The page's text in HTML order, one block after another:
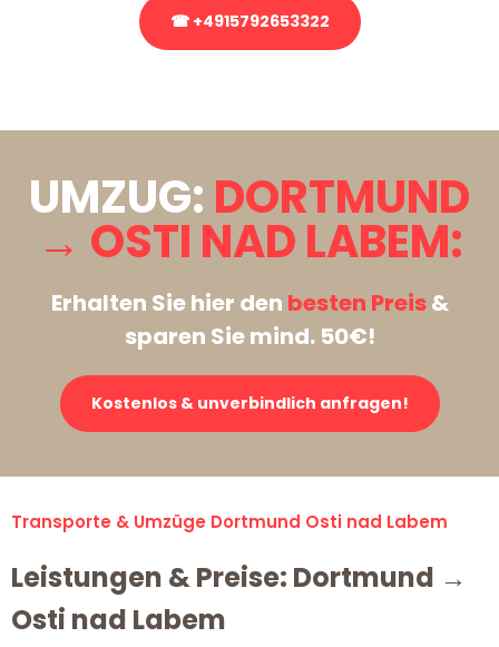
☎ +4915792653322
UMZUG: DORTMUND
→ OSTI NAD LABEM:
Erhalten Sie hier den besten Preis&
sparen Sie mind. 50€!
Kostenlos & unverbindlich anfragen!
Transporte & Umzüge Dortmund Osti nad Labem
Leistungen & Preise: Dortmund →
Osti nad Labem